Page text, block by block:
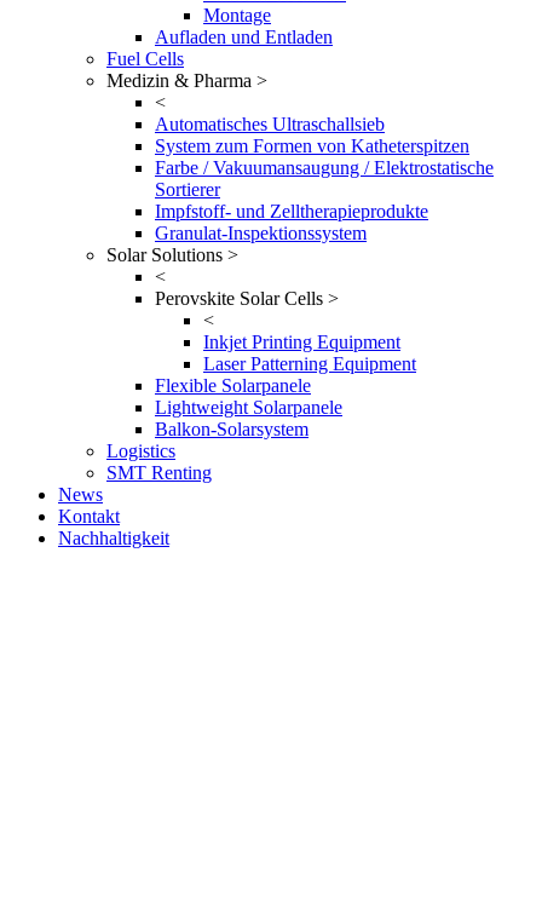
Montage
Aufladen und Entladen
Fuel Cells
Medizin & Pharma >
<
Automatisches Ultraschallsieb
System zum Formen von Katheterspitzen
Farbe / Vakuumansaugung / Elektrostatische
Sortierer
Impfstoff- und Zelltherapieprodukte
Granulat-Inspektionssystem
Solar Solutions >
<
Perovskite Solar Cells >
<
Inkjet Printing Equipment
Laser Patterning Equipment
Flexible Solarpanele
Lightweight Solarpanele
Balkon-Solarsystem
Logistics
SMT Renting
News
Kontakt
Nachhaltigkeit